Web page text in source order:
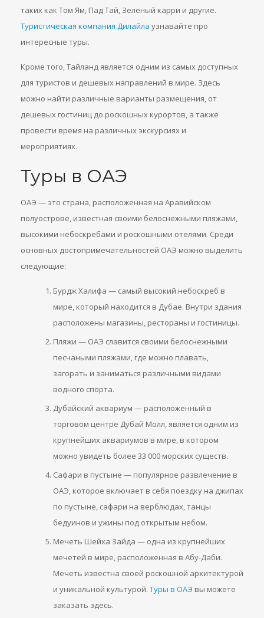
таких как Том Ям, Пад Тай, Зеленый карри и другие.
Туристическая компания Дилайла узнавайте про
интересные туры.
Кроме того, Тайланд является одним из самых доступных
для туристов и дешевых направлений в мире. Здесь
можно найти различные варианты размещения, от
дешевых гостиниц до роскошных курортов, а также
провести время на различных экскурсиях и
мероприятиях.
Туры в ОАЭ
ОАЭ — это страна, расположенная на Аравийском
полуострове, известная своими белоснежными пляжами,
высокими небоскребами и роскошными отелями. Среди
основных достопримечательностей ОАЭ можно выделить
следующие:
Бурдж Халифа — самый высокий небоскреб в
мире, который находится в Дубае. Внутри здания
расположены магазины, рестораны и гостиницы.
Пляжи — ОАЭ славится своими белоснежными
песчаными пляжами, где можно плавать,
загорать и заниматься различными видами
водного спорта.
Дубайский аквариум — расположенный в
торговом центре Дубай Молл, является одним из
крупнейших аквариумов в мире, в котором
можно увидеть более 33 000 морских существ.
Сафари в пустыне — популярное развлечение в
ОАЭ, которое включает в себя поездку на джипах
по пустыне, сафари на верблюдах, танцы
бедуинов и ужины под открытым небом.
Мечеть Шейха Зайда — одна из крупнейших
мечетей в мире, расположенная в Абу-Даби.
Мечеть известна своей роскошной архитектурой
и уникальной культурой. Туры в ОАЭ вы можете
заказать здесь.